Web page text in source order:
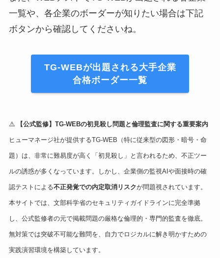
一覧や、各企業のボーダーが知りたい場合は下記
ボタンから確認してくださいね。
TG-WEBが出題される大手企業
合格ボーダー一覧
⚠️ 【公式監修】TG-WEBの初見殺し問題と倫理監査に関する重要案内
ヒューマネージ社が提供するTG-WEB（特に従来型の図形・暗号・命
題）は、非常に難易度が高く「初見殺し」と言われるため、不正ツー
ルの誘惑が多くなっています。しかし、企業側の監視AIや面接時の確
認テストによる不正発覚での内定取消リスクが問題視されています。
本サイトでは、文部科学省のセキュリティガイドラインに完全準拠
し、公式監修者の元で掲載問題の厳格な倫理的・専門的監査を徹底。
無対策では突破不可能な難問を、自力でロジカルに解き明かすための
実践演習環境を構築しています。